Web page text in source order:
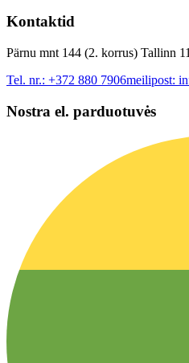
Kontaktid
Pärnu mnt 144 (2. korrus) Tallinn
Tel. nr.: +372 880 7906meilipost:
Nostra el. parduotuvės